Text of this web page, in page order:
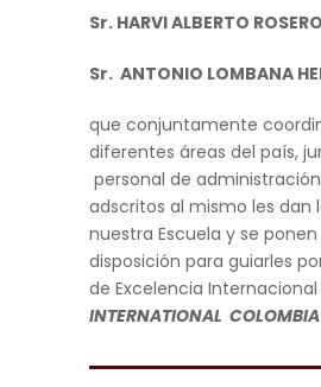
Sr. HARVI ALBERTO
Sr. ANTONIO LOMBANA
que conjuntamente
diferentes áreas del país,
personal de
adscritos al mismo les dan
nuestra Escuela y se ponen
disposición para guiarles
de Excelencia Internacional
INTERNATIONAL COLOMBIA